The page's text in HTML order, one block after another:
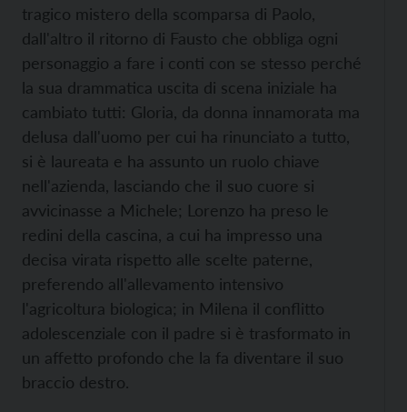
tragico mistero della scomparsa di Paolo,
dall'altro il ritorno di Fausto che obbliga ogni
personaggio a fare i conti con se stesso perché
la sua drammatica uscita di scena iniziale ha
cambiato tutti: Gloria, da donna innamorata ma
delusa dall'uomo per cui ha rinunciato a tutto,
si è laureata e ha assunto un ruolo chiave
nell'azienda, lasciando che il suo cuore si
avvicinasse a Michele; Lorenzo ha preso le
redini della cascina, a cui ha impresso una
decisa virata rispetto alle scelte paterne,
preferendo all'allevamento intensivo
l'agricoltura biologica; in Milena il conflitto
adolescenziale con il padre si è trasformato in
un affetto profondo che la fa diventare il suo
braccio destro.